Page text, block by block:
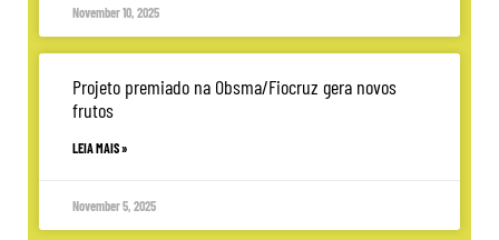
November 10, 2025
Projeto premiado na Obsma/Fiocruz gera novos
frutos
LEIA MAIS »
November 5, 2025